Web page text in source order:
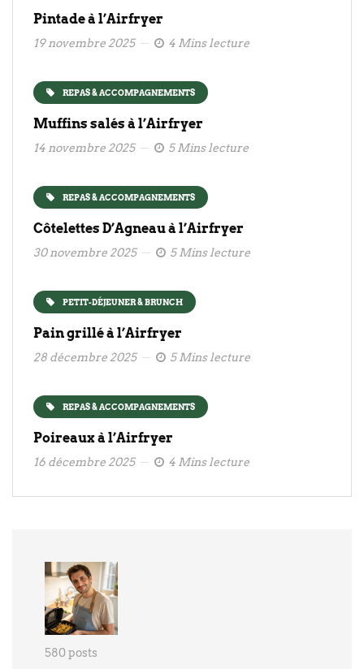
Pintade à l’Airfryer
19 novembre 2025 4 Mins lecture
REPAS & ACCOMPAGNEMENTS
Muffins salés à l’Airfryer
14 novembre 2025 5 Mins lecture
REPAS & ACCOMPAGNEMENTS
Côtelettes D’Agneau à l’Airfryer
30 novembre 2025 5 Mins lecture
PETIT-DÉJEUNER & BRUNCH
Pain grillé à l’Airfryer
28 décembre 2025 5 Mins lecture
REPAS & ACCOMPAGNEMENTS
Poireaux à l’Airfryer
16 décembre 2025 4 Mins lecture
580 posts